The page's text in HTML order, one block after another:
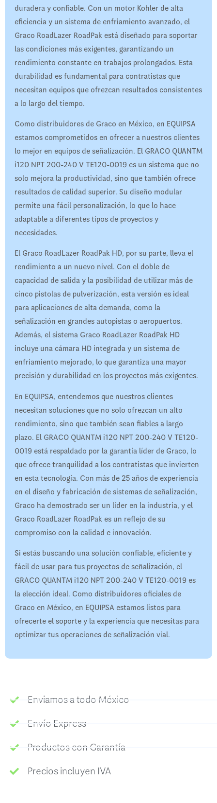
duradera y confiable. Con un motor Kohler de alta
eficiencia y un sistema de enfriamiento avanzado, el
Graco RoadLazer RoadPak está diseñado para soportar
las condiciones más exigentes, garantizando un
rendimiento constante en trabajos prolongados. Esta
durabilidad es fundamental para contratistas que
necesitan equipos que ofrezcan resultados consistentes
a lo largo del tiempo.
Como distribuidores de Graco en México, en EQUIPSA
estamos comprometidos en ofrecer a nuestros clientes
lo mejor en equipos de señalización. El GRACO QUANTM
i120 NPT 200-240 V TE120-0019 es un sistema que no
solo mejora la productividad, sino que también ofrece
resultados de calidad superior. Su diseño modular
permite una fácil personalización, lo que lo hace
adaptable a diferentes tipos de proyectos y
necesidades.
El Graco RoadLazer RoadPak HD, por su parte, lleva el
rendimiento a un nuevo nivel. Con el doble de
capacidad de salida y la posibilidad de utilizar más de
cinco pistolas de pulverización, esta versión es ideal
para aplicaciones de alta demanda, como la
señalización en grandes autopistas o aeropuertos.
Además, el sistema Graco RoadLazer RoadPak HD
incluye una cámara HD integrada y un sistema de
enfriamiento mejorado, lo que garantiza una mayor
precisión y durabilidad en los proyectos más exigentes.
En EQUIPSA, entendemos que nuestros clientes
necesitan soluciones que no solo ofrezcan un alto
rendimiento, sino que también sean fiables a largo
plazo. El GRACO QUANTM i120 NPT 200-240 V TE120-
0019 está respaldado por la garantía líder de Graco, lo
que ofrece tranquilidad a los contratistas que invierten
en esta tecnología. Con más de 25 años de experiencia
en el diseño y fabricación de sistemas de señalización,
Graco ha demostrado ser un líder en la industria, y el
Graco RoadLazer RoadPak es un reflejo de su
compromiso con la calidad e innovación.
Si estás buscando una solución confiable, eficiente y
fácil de usar para tus proyectos de señalización, el
GRACO QUANTM i120 NPT 200-240 V TE120-0019 es
la elección ideal. Como distribuidores oficiales de
Graco en México, en EQUIPSA estamos listos para
ofrecerte el soporte y la experiencia que necesitas para
optimizar tus operaciones de señalización vial.
Enviamos a todo México
Envío Express
Productos con Garantía
Precios incluyen IVA